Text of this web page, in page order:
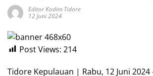
Editor Kodim Tidore
12 Juni 2024
Post Views: 214
Tidore Kepulauan | Rabu, 12 Juni 2024